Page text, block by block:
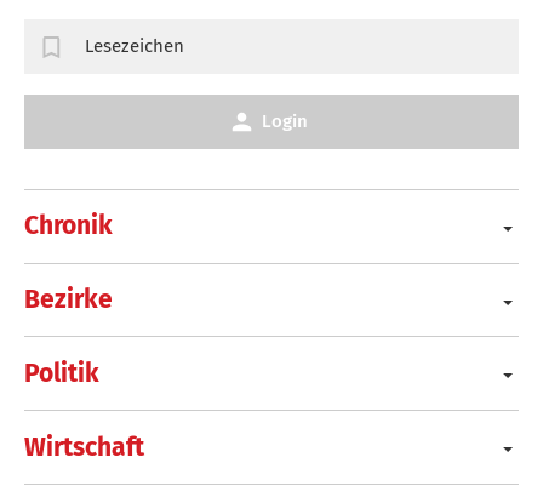
Chronik
Bezirke
Politik
Wirtschaft
Lesezeichen
Login